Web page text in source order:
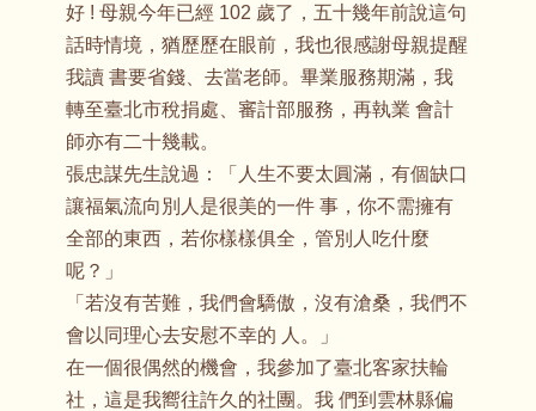
好 ! 母親今年已經 102 歲了，五十幾年前說這句
話時情境，猶歷歷在眼前，我也很感謝母親提醒
我讀 書要省錢、去當老師。畢業服務期滿，我
轉至臺北市稅捐處、審計部服務，再執業 會計
師亦有二十幾載。
張忠謀先生說過：「人生不要太圓滿，有個缺口
讓福氣流向別人是很美的一件 事，你不需擁有
全部的東西，若你樣樣俱全，管別人吃什麼
呢？」
「若沒有苦難，我們會驕傲，沒有滄桑，我們不
會以同理心去安慰不幸的 人。」
在一個很偶然的機會，我參加了臺北客家扶輪
社，這是我嚮往許久的社團。我 們到雲林縣偏